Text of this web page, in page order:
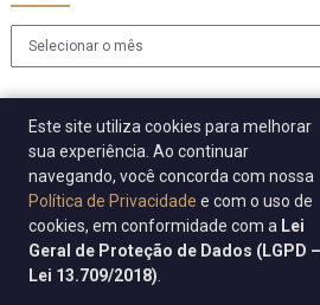
Arquivos
© 2026 Sincomavi Alerta| WordPress
Themes
Este site utiliza cookies para melhorar
sua experiência. Ao continuar
navegando, você concorda com nossa
Política de Privacidade e com o uso de
cookies, em conformidade com a Lei
Geral de Proteção de Dados (LGPD –
Lei 13.709/2018)